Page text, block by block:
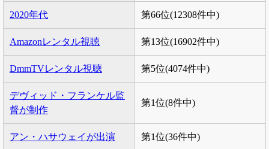
2020年代 第66位(12308件中)
Amazonレンタル視聴 第13位(16902件中)
DmmTVレンタル視聴 第5位(4074件中)
デヴィッド・フランケル監
督が制作
第1位(8件中)
アン・ハサウェイが出演 第1位(36件中)